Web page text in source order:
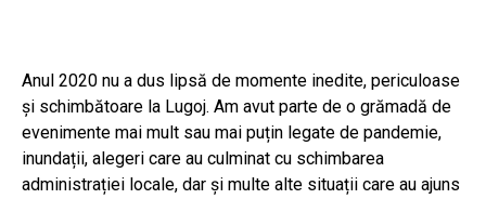
Anul 2020 nu a dus lipsă de momente inedite, periculoase
și schimbătoare la Lugoj. Am avut parte de o grămadă de
evenimente mai mult sau mai puțin legate de pandemie,
inundații, alegeri care au culminat cu schimbarea
administrației locale, dar și multe alte situații care au ajuns